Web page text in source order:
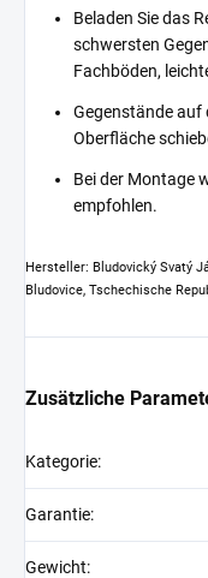
Beladen Sie das
schwersten
Fachböden,
Gegenstände auf
Oberfläche
Bei der Montage
empfohlen.
Hersteller: Bludovický Svatý
Bludovice, Tschechische
Zusätzliche
Kategorie:
Garantie:
Gewicht: